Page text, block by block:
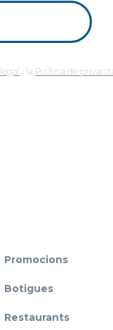
i la Política de
Promocions
Botigues
Restaurants